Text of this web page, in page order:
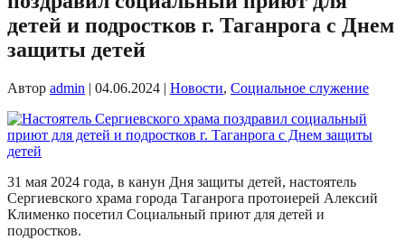
детей и подростков г. Таганрога с Днем
защиты детей
Автор admin | 04.06.2024 | Новости, Социальное служение
31 мая 2024 года, в канун Дня защиты детей, настоятель
Сергиевского храма города Таганрога протоиерей Алексий
Клименко посетил Социальный приют для детей и
подростков.